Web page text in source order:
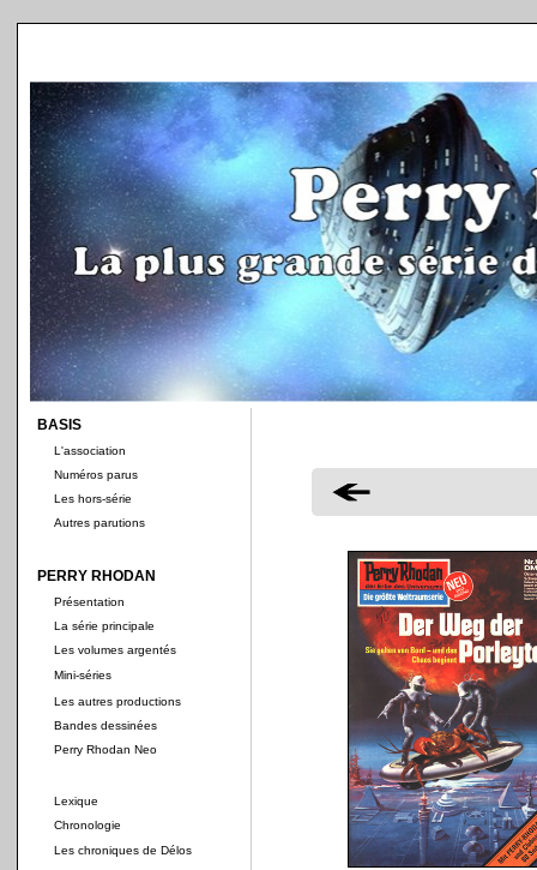
BASIS
L'association
Numéros parus
Les hors-série
Autres parutions
PERRY RHODAN
Présentation
La série principale
Les volumes argentés
Mini-séries
Les autres productions
Bandes dessinées
Perry Rhodan Neo
Lexique
Chronologie
Les chroniques de Délos